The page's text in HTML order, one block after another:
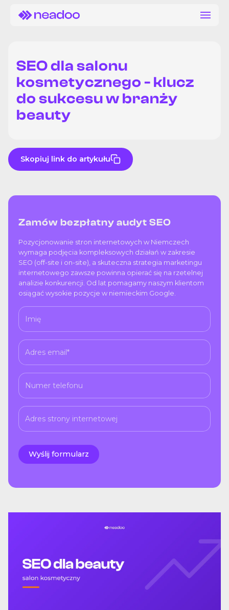
SEO dla salonu
kosmetycznego - klucz
do sukcesu w branży
beauty
Skopiuj link do artykułu
Zamów bezpłatny audyt SEO
Pozycjonowanie stron internetowych w Niemczech
wymaga podjęcia kompleksowych działań w zakresie
SEO (off-site i on-site), a skuteczna strategia marketingu
internetowego zawsze powinna opierać się na rzetelnej
analizie konkurencji. Od lat pomagamy naszym klientom
osiągać wysokie pozycje w niemieckim Google.